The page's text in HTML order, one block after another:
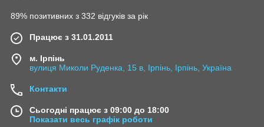
89% позитивних з 332 відгуків за рік
Працює з 31.01.2011
м. Ірпінь
вулиця Миколи Руденка, 15 в, Ірпінь, Ірпінь, Україна
Контакти
Сьогодні працює з 09:00 до 18:00
Показати весь графік роботи